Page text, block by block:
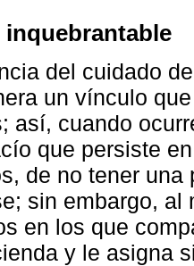
inquebrantable
del cuidado
un vínculo
así, cuando
que persiste
de no tener
sin embargo,
en los que
y le asigna